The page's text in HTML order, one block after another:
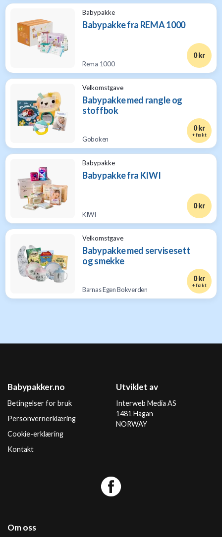
Babypakke
Babypakke fra REMA 1000
Rema 1000
0 kr
Velkomstgave
Babypakke med rangle og
stoffbok
Goboken
0 kr
+ frakt
Babypakke
Babypakke fra KIWI
KIWI
0 kr
Velkomstgave
Babypakke med servisesett
og smekke
Barnas Egen Bokverden
0 kr
+ frakt
Babypakker.no
Betingelser for bruk
Personvernerklæring
Cookie-erklæring
Kontakt
Utviklet av
Interweb Media AS
1481 Hagan
NORWAY
Om oss